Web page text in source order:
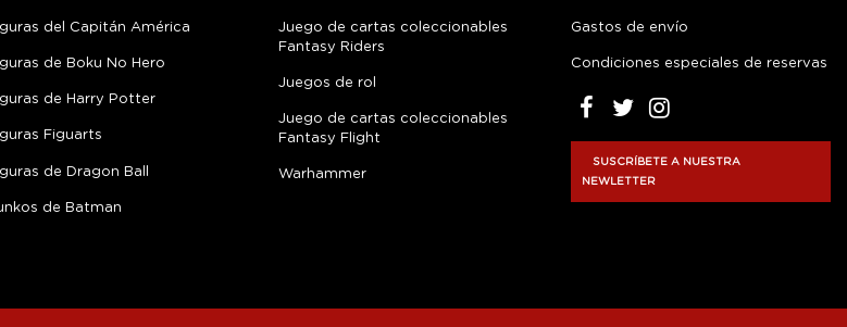
del Capitán América
de Boku No Hero
de Harry Potter
Figuarts
de Dragon Ball
de Batman
Juego de cartas coleccionables
Fantasy Riders
Juegos de rol
Juego de cartas coleccionables
Fantasy Flight
Warhammer
Gastos de envío
Condiciones especiales de reservas
SUSCRÍBETE A NUESTRA
NEWLETTER